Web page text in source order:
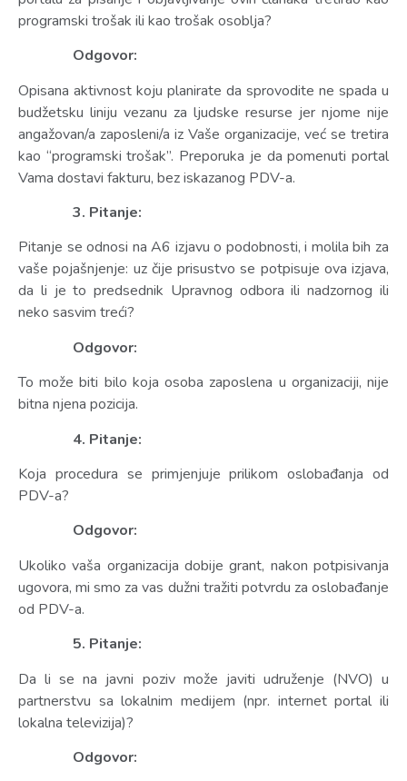
programski trošak ili kao trošak osoblja?
Odgovor:
Opisana aktivnost koju planirate da sprovodite ne spada u
budžetsku liniju vezanu za ljudske resurse jer njome nije
angažovan/a zaposleni/a iz Vaše organizacije, već se tretira
kao “programski trošak”. Preporuka je da pomenuti portal
Vama dostavi fakturu, bez iskazanog PDV-a.
3. Pitanje:
Pitanje se odnosi na A6 izjavu o podobnosti, i molila bih za
vaše pojašnjenje: uz čije prisustvo se potpisuje ova izjava,
da li je to predsednik Upravnog odbora ili nadzornog ili
neko sasvim treći?
Odgovor:
To može biti bilo koja osoba zaposlena u organizaciji, nije
bitna njena pozicija.
4. Pitanje:
Koja procedura se primjenjuje prilikom oslobađanja od
PDV-a?
Odgovor:
Ukoliko vaša organizacija dobije grant, nakon potpisivanja
ugovora, mi smo za vas dužni tražiti potvrdu za oslobađanje
od PDV-a.
5. Pitanje:
Da li se na javni poziv može javiti udruženje (NVO) u
partnerstvu sa lokalnim medijem (npr. internet portal ili
lokalna televizija)?
Odgovor: